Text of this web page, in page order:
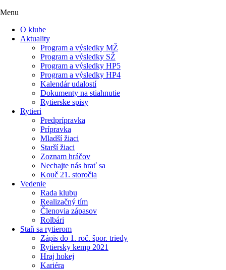
Menu
O klube
Aktuality
Program a výsledky MŽ
Program a výsledky SŽ
Program a výsledky HP5
Program a výsledky HP4
Kalendár udalostí
Dokumenty na stiahnutie
Rytierske spisy
Rytieri
Predprípravka
Prípravka
Mladší žiaci
Starší žiaci
Zoznam hráčov
Nechajte nás hrať sa
Kouč 21. storočia
Vedenie
Rada klubu
Realizačný tím
Členovia zápasov
Rolbári
Staň sa rytierom
Zápis do 1. roč. špor. triedy
Rytiersky kemp 2021
Hraj hokej
Kariéra